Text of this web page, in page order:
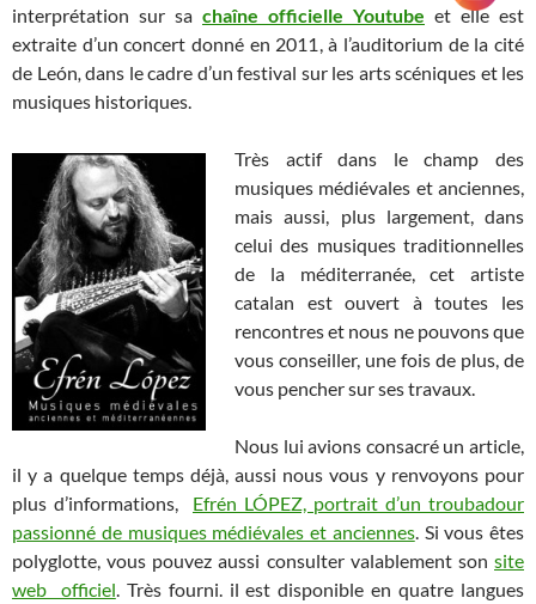
interprétation sur sa chaîne officielle Youtube et elle est
extraite d’un concert donné en 2011, à l’auditorium de la cité
de León, dans le cadre d’un festival sur les arts scéniques et les
musiques historiques.
Très actif dans le champ des
musiques médiévales et anciennes,
mais aussi, plus largement, dans
celui des musiques traditionnelles
de la méditerranée, cet artiste
catalan est ouvert à toutes les
rencontres et nous ne pouvons que
vous conseiller, une fois de plus, de
vous pencher sur ses travaux.
Nous lui avions consacré un article,
il y a quelque temps déjà, aussi nous vous y renvoyons pour
plus d’informations, Efrén LÓPEZ, portrait d’un troubadour
passionné de musiques médiévales et anciennes. Si vous êtes
polyglotte, vous pouvez aussi consulter valablement son site
web officiel. Très fourni. il est disponible en quatre langues